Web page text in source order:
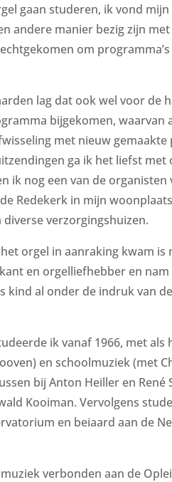
gaan studeren, ik vond
andere manier bezig zijn
om
lag dat ook wel voor de
bijgekomen, waarvan
met nieuw gemaakte
ga ik het liefst
ik nog een van de organisten
Redekerk in mijn
verzorgingshuizen.
orgel in aanraking kwam is
en orgelliefhebber en nam
kind al onder de indruk van
ik vanaf 1966, met als
en schoolmuziek (met
bij Anton Heiller en René
Kooiman. Vervolgens
en beiaard aan de
verbonden aan de